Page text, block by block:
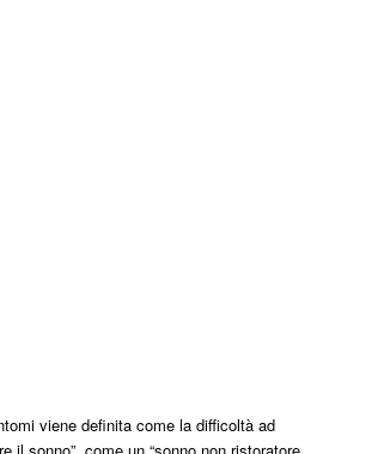
viene definita come la difficoltà ad